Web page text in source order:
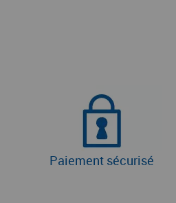
Paiement sécurisé